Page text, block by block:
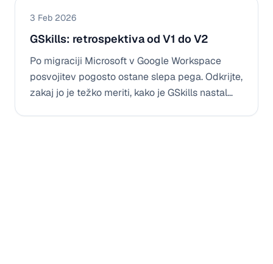
3 Feb 2026
GSkills: retrospektiva od V1 do V2
Po migraciji Microsoft v Google Workspace
posvojitev pogosto ostane slepa pega. Odkrijte,
zakaj jo je težko meriti, kako je GSkills nastal